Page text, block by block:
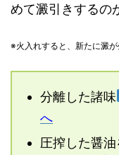
めて澱引きするの
※火入れすると、新たに澱が
分離した諸味
へ
圧搾した醤